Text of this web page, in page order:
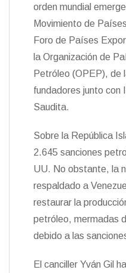
orden mundial
Movimiento de
Foro de Países
la Organización de
Petróleo (OPEP), de
fundadores junto con
Saudita.
Sobre la República
2.645 sanciones
UU. No obstante, la
respaldado a
restaurar la
petróleo, mermadas
debido a las
El canciller Yván Gil